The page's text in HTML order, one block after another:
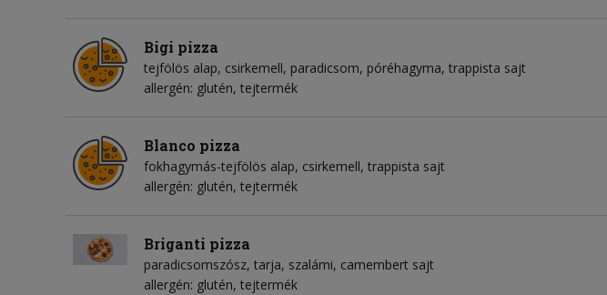
Bigi pizza
tejfölös alap csirkemell paradicsom póréhagyma trappista sajt
allergén: glutén, tejtermék
Blanco pizza
fokhagymás-tejfölös alap csirkemell trappista sajt
allergén: glutén, tejtermék
Briganti pizza
paradicsomszósz tarja szalámi camembert sajt
allergén: glutén, tejtermék